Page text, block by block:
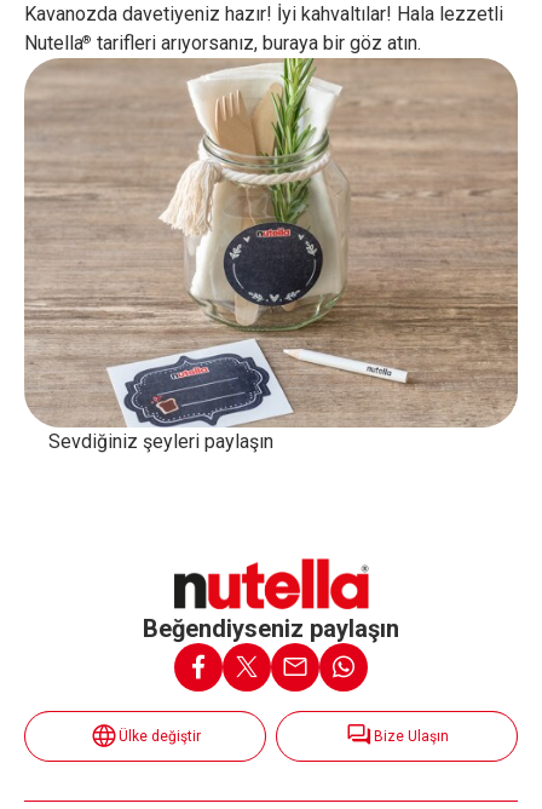
Kavanozda davetiyeniz hazır! İyi kahvaltılar! Hala lezzetli
Nutella® tarifleri arıyorsanız, buraya bir göz atın.
Sevdiğiniz şeyleri paylaşın
Beğendiyseniz paylaşın
Ülke değiştir Bize Ulaşın